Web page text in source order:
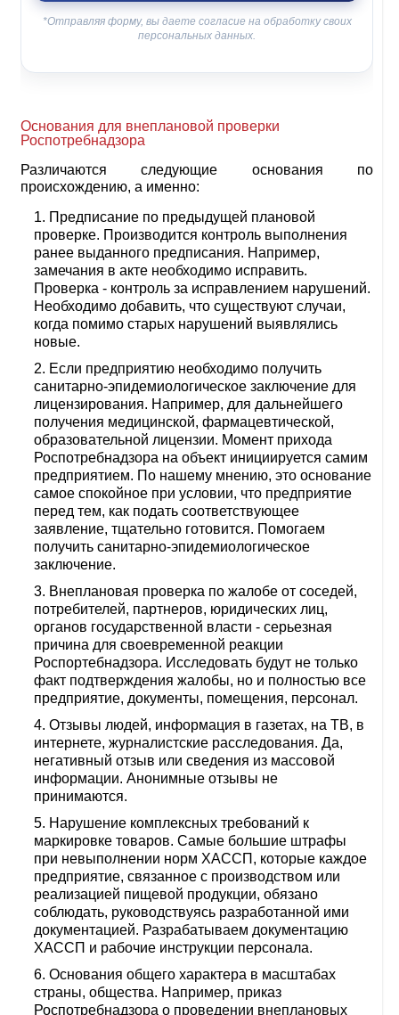
*Отправляя форму, вы даете согласие на обработку своих
персональных данных.
Основания для внеплановой проверки
Роспотребнадзора
Различаются следующие основания по
происхождению, а именно:
Предписание по предыдущей плановой
проверке. Производится контроль выполнения
ранее выданного предписания. Например,
замечания в акте необходимо исправить.
Проверка - контроль за исправлением нарушений.
Необходимо добавить, что существуют случаи,
когда помимо старых нарушений выявлялись
новые.
Если предприятию необходимо получить
санитарно-эпидемиологическое заключение для
лицензирования. Например, для дальнейшего
получения медицинской, фармацевтической,
образовательной лицензии. Момент прихода
Роспотребнадзора на объект инициируется самим
предприятием. По нашему мнению, это основание
самое спокойное при условии, что предприятие
перед тем, как подать соответствующее
заявление, тщательно готовится. Помогаем
получить санитарно-эпидемиологическое
заключение.
Внеплановая проверка по жалобе от соседей,
потребителей, партнеров, юридических лиц,
органов государственной власти - серьезная
причина для своевременной реакции
Роспортебнадзора. Исследовать будут не только
факт подтверждения жалобы, но и полностью все
предприятие, документы, помещения, персонал.
Отзывы людей, информация в газетах, на ТВ, в
интернете, журналистские расследования. Да,
негативный отзыв или сведения из массовой
информации. Анонимные отзывы не
принимаются.
Нарушение комплексных требований к
маркировке товаров. Самые большие штрафы
при невыполнении норм ХАССП, которые каждое
предприятие, связанное с производством или
реализацией пищевой продукции, обязано
соблюдать, руководствуясь разработанной ими
документацией. Разрабатываем документацию
ХАССП и рабочие инструкции персонала.
Основания общего характера в масштабах
страны, общества. Например, приказ
Роспотребнадзора о проведении внеплановых